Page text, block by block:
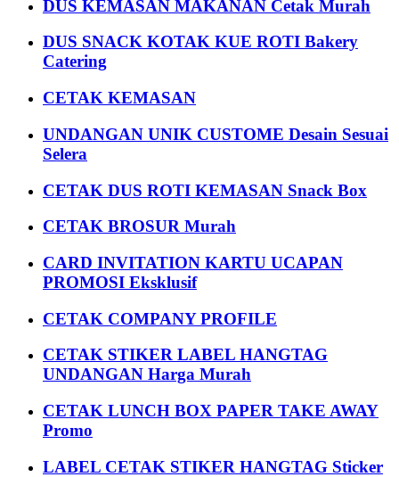
DUS KEMASAN MAKANAN Cetak Murah
DUS SNACK KOTAK KUE ROTI Bakery
Catering
CETAK KEMASAN
UNDANGAN UNIK CUSTOME Desain Sesuai
Selera
CETAK DUS ROTI KEMASAN Snack Box
CETAK BROSUR Murah
CARD INVITATION KARTU UCAPAN
PROMOSI Eksklusif
CETAK COMPANY PROFILE
CETAK STIKER LABEL HANGTAG
UNDANGAN Harga Murah
CETAK LUNCH BOX PAPER TAKE AWAY
Promo
LABEL CETAK STIKER HANGTAG Sticker